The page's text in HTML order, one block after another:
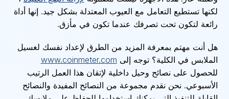
لكنها تستطيع التعامل مع العيوب المعتدلة بشكل جيد. إنها أداة
رائعة لتكون تحت تصرفك عندما تكون في مأزق.
هل أنت مهتم بمعرفة المزيد من الطرق لإعداد نفسك لغسيل
الملابس في الكلية؟ توجه إلى www.coinmeter.com
للحصول على نصائح وحيل داخلية لإتقان هذا العمل الرتيب
الأسبوعي. نحن نقدم مجموعة من النصائح المفيدة والنصائح